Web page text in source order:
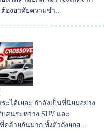
องอาศัยความชำ...
ได้เยอะ กำลังเป็นที่นิยมอย่าง
สนระหว่าง SUV และ
คล้ายกันมาก ทั้งตัวถังยกส...